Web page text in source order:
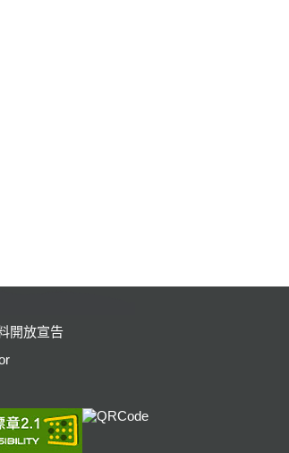
開放宣告